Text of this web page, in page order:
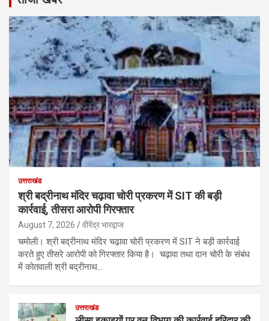
उत्तराखंड
श्री बद्रीनाथ मंदिर चढ़ावा चोरी प्रकरण में SIT की बड़ी
कार्रवाई, तीसरा आरोपी गिरफ्तार
August 7, 2026 वीरेंद्र भारद्वाज
चमोली। श्री बद्रीनाथ मंदिर चढ़ावा चोरी प्रकरण में SIT ने बड़ी कार्रवाई
करते हुए तीसरे आरोपी को गिरफ्तार किया है। चढ़ावा तथा दान चोरी के संबंध
में कोतवाली श्री बद्रीनाथ…
उत्तराखंड